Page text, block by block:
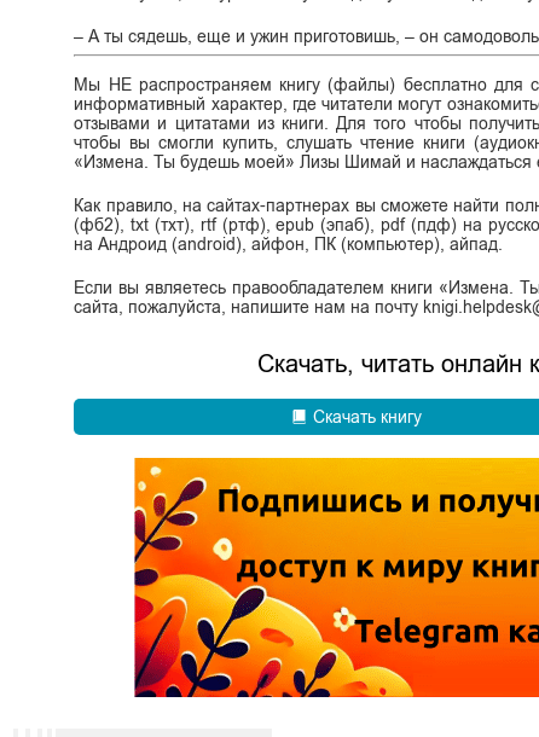
– А ты сядешь, еще и ужин приготовишь, – он
Мы НЕ распространяем книгу (файлы) бесплатно для
информативный характер, где читатели могут
отзывами и цитатами из книги. Для того чтобы
чтобы вы смогли купить, слушать чтение книги
«Измена. Ты будешь моей» Лизы Шимай и наслаждаться
Как правило, на сайтах-партнерах вы сможете найти
(фб2), txt (тхт), rtf (ртф), epub (эпаб), pdf (пдф) на
на Андроид (android), айфон, ПК (компьютер), айпад.
Если вы являетесь правообладателем книги
сайта, пожалуйста, напишите нам на почту
Скачать, читать
Скачать книгу